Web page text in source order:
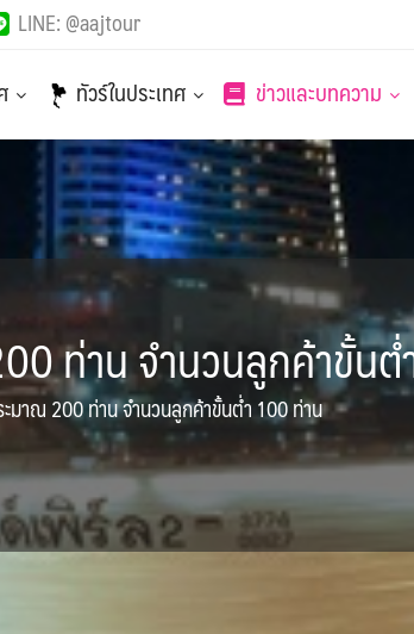
LINE: @aajtour
ทัวร์ในประเทศ ข่าวและบทความ
ท่าน จำนวนลูกค้าขั้น
มาณ 200 ท่าน จำนวนลูกค้าขั้นต่ำ 100 ท่าน